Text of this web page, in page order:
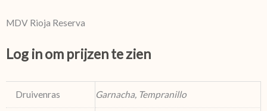
MDV Rioja Reserva
Log in om prijzen te zien
Druivenras Garnacha, Tempranillo